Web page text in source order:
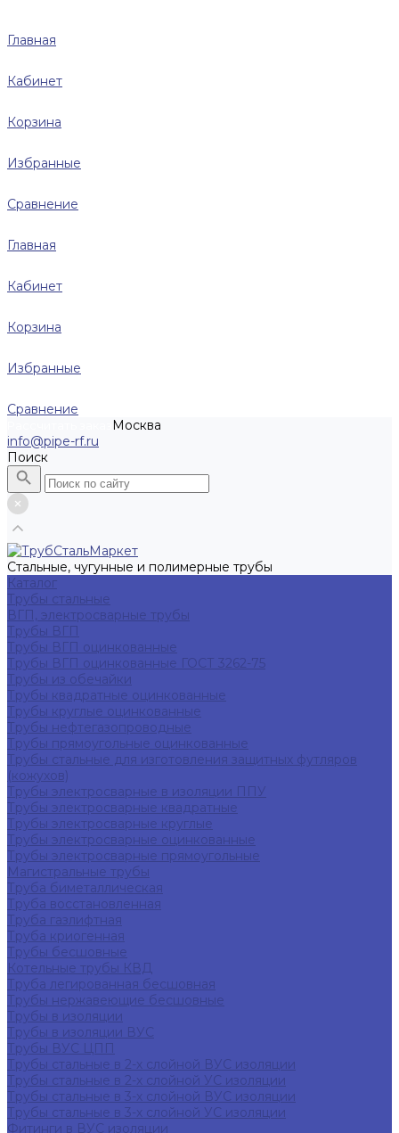
Главная
Кабинет
Корзина
Избранные
Сравнение
Главная
Кабинет
Корзина
Избранные
Сравнение
Москва
info@pipe-rf.ru
Поиск
Стальные, чугунные и полимерные трубы
Каталог
Трубы стальные
ВГП, электросварные трубы
Трубы ВГП
Трубы ВГП оцинкованные
Трубы ВГП оцинкованные ГОСТ 3262-75
Трубы из обечайки
Трубы квадратные оцинкованные
Трубы круглые оцинкованные
Трубы нефтегазопроводные
Трубы прямоугольные оцинкованные
Трубы стальные для изготовления защитных футляров
(кожухов)
Трубы электросварные в изоляции ППУ
Трубы электросварные квадратные
Трубы электросварные круглые
Трубы электросварные оцинкованные
Трубы электросварные прямоугольные
Магистральные трубы
Труба биметаллическая
Труба восстановленная
Труба газлифтная
Труба криогенная
Трубы бесшовные
Котельные трубы КВД
Труба легированная бесшовная
Трубы нержавеющие бесшовные
Трубы в изоляции
Трубы в изоляции ВУС
Трубы ВУС ЦПП
Трубы стальные в 2-х слойной ВУС изоляции
Трубы стальные в 2-х слойной УС изоляции
Трубы стальные в 3-х слойной ВУС изоляции
Трубы стальные в 3-х слойной УС изоляции
Фитинги в ВУС изоляции